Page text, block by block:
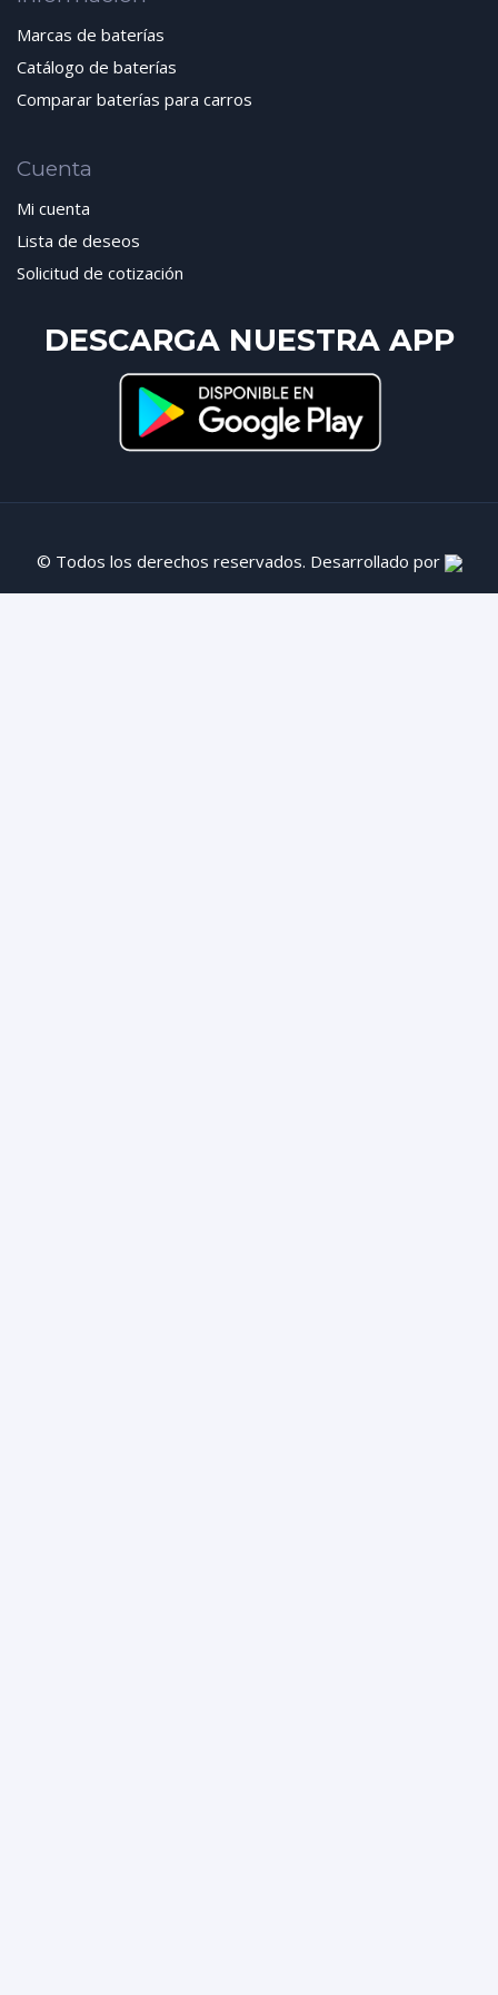
Marcas de baterías
Catálogo de baterías
Comparar baterías para carros
Cuenta
Mi cuenta
Lista de deseos
Solicitud de cotización
DESCARGA NUESTRA APP
© Todos los derechos reservados. Desarrollado por